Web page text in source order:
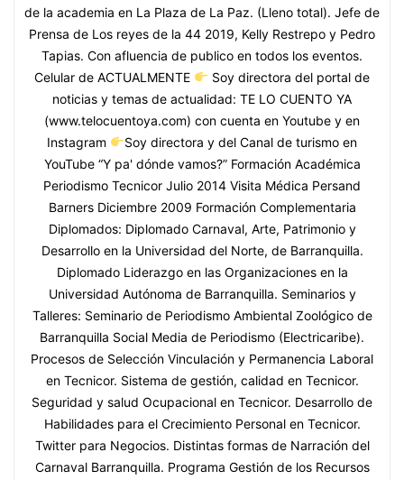
de la academia en La Plaza de La Paz. (Lleno total). Jefe de
Prensa de Los reyes de la 44 2019, Kelly Restrepo y Pedro
Tapias. Con afluencia de publico en todos los eventos.
Celular de ACTUALMENTE
Soy directora del portal de
noticias y temas de actualidad: TE LO CUENTO YA
(www.telocuentoya.com) con cuenta en Youtube y en
Instagram
Soy directora y del Canal de turismo en
YouTube “Y pa' dónde vamos?” Formación Académica
Periodismo Tecnicor Julio 2014 Visita Médica Persand
Barners Diciembre 2009 Formación Complementaria
Diplomados: Diplomado Carnaval, Arte, Patrimonio y
Desarrollo en la Universidad del Norte, de Barranquilla.
Diplomado Liderazgo en las Organizaciones en la
Universidad Autónoma de Barranquilla. Seminarios y
Talleres: Seminario de Periodismo Ambiental Zoológico de
Barranquilla Social Media de Periodismo (Electricaribe).
Procesos de Selección Vinculación y Permanencia Laboral
en Tecnicor. Sistema de gestión, calidad en Tecnicor.
Seguridad y salud Ocupacional en Tecnicor. Desarrollo de
Habilidades para el Crecimiento Personal en Tecnicor.
Twitter para Negocios. Distintas formas de Narración del
Carnaval Barranquilla. Programa Gestión de los Recursos